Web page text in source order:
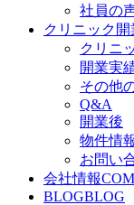
社員の
クリニック開
クリニ
開業実
その他
Q&A
開業後
物件情
お問い
会社情報
BLOGBLOG